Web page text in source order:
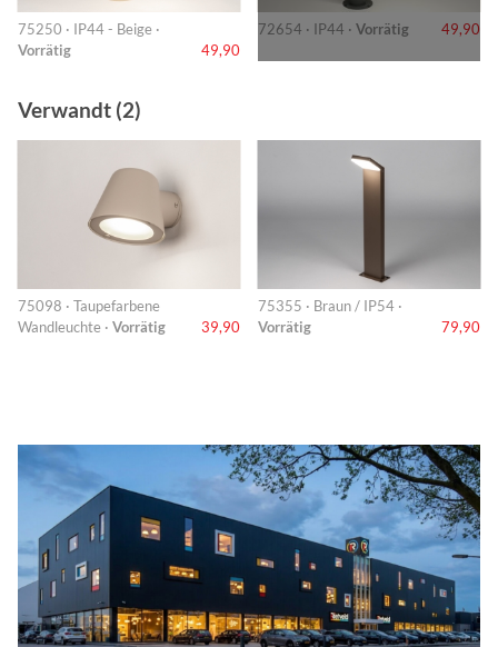
75250 · IP44 - Beige ·
Vorrätig
49,90
72654 · IP44 · Vorrätig 49,90
Verwandt (2)
75098 · Taupefarbene
Wandleuchte · Vorrätig 39,90
75355 · Braun / IP54 ·
Vorrätig
79,90